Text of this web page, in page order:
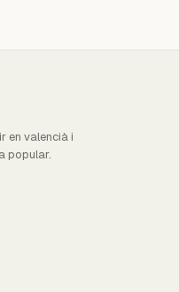
en valencià i
popular.